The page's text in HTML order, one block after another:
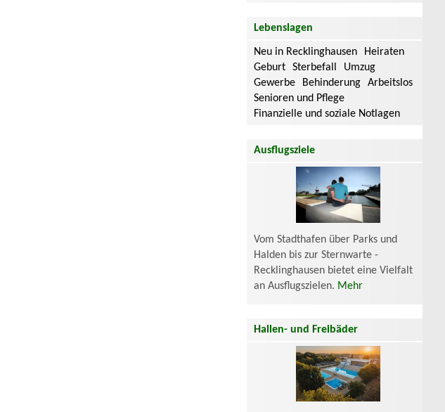
Lebenslagen
Neu in Recklinghausen
Heiraten
Geburt
Sterbefall
Umzug
Gewerbe
Behinderung
Arbeitslos
Senioren und Pflege
Finanzielle und soziale Notlagen
Ausflugsziele
Vom Stadthafen über Parks und
Halden bis zur Sternwarte -
Recklinghausen bietet eine Vielfalt
an Ausflugszielen. Mehr
Hallen- und Freibäder